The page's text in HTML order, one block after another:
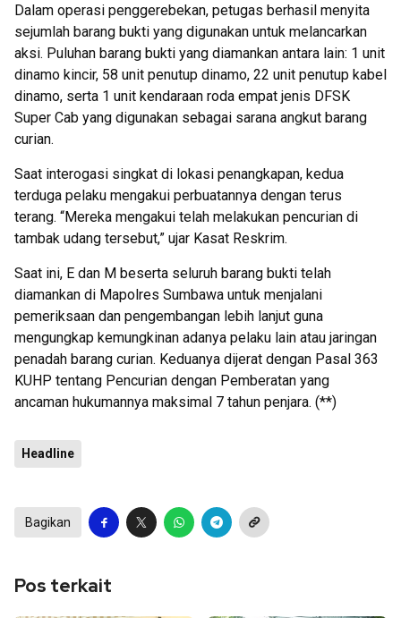
Dalam operasi penggerebekan, petugas berhasil menyita
sejumlah barang bukti yang digunakan untuk melancarkan
aksi. Puluhan barang bukti yang diamankan antara lain: 1 unit
dinamo kincir, 58 unit penutup dinamo, 22 unit penutup kabel
dinamo, serta 1 unit kendaraan roda empat jenis DFSK
Super Cab yang digunakan sebagai sarana angkut barang
curian.
Saat interogasi singkat di lokasi penangkapan, kedua
terduga pelaku mengakui perbuatannya dengan terus
terang. “Mereka mengakui telah melakukan pencurian di
tambak udang tersebut,” ujar Kasat Reskrim.
Saat ini, E dan M beserta seluruh barang bukti telah
diamankan di Mapolres Sumbawa untuk menjalani
pemeriksaan dan pengembangan lebih lanjut guna
mengungkap kemungkinan adanya pelaku lain atau jaringan
penadah barang curian. Keduanya dijerat dengan Pasal 363
KUHP tentang Pencurian dengan Pemberatan yang
ancaman hukumannya maksimal 7 tahun penjara. (**)
Headline
Bagikan
Pos terkait